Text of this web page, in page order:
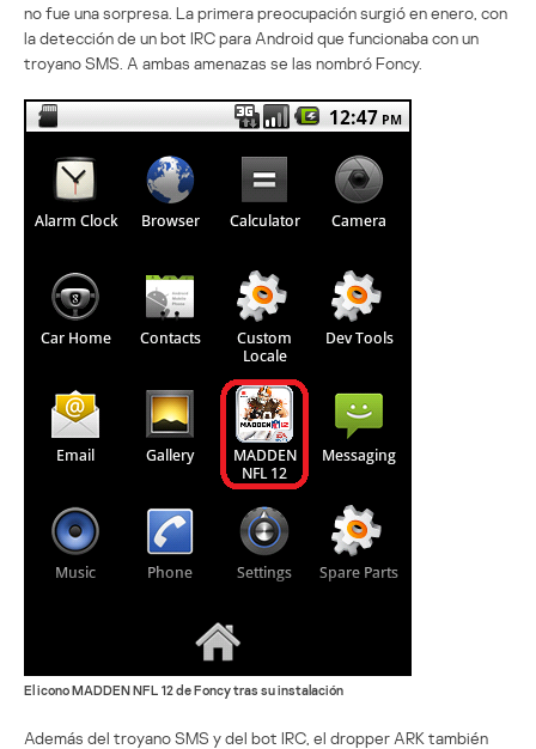
no fue una sorpresa. La primera preocupación surgió en enero, con
la detección de un bot IRC para Android que funcionaba con un
troyano SMS. A ambas amenazas se las nombró Foncy.
El icono MADDEN NFL 12 de Foncy tras su instalación
Además del troyano SMS y del bot IRC, el dropper ARK también